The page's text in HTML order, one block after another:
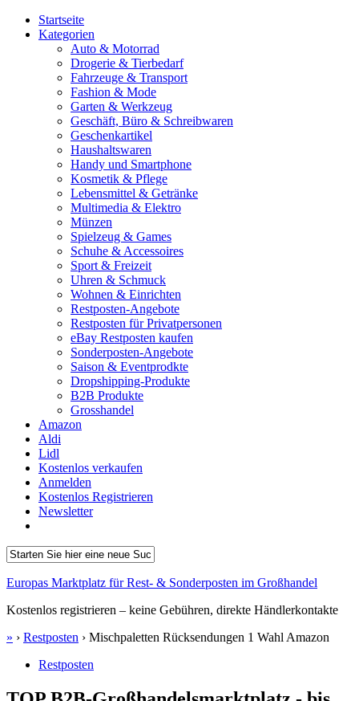
Startseite
Kategorien
Auto & Motorrad
Drogerie & Tierbedarf
Fahrzeuge & Transport
Fashion & Mode
Garten & Werkzeug
Geschäft, Büro & Schreibwaren
Geschenkartikel
Haushaltswaren
Handy und Smartphone
Kosmetik & Pflege
Lebensmittel & Getränke
Multimedia & Elektro
Münzen
Spielzeug & Games
Schuhe & Accessoires
Sport & Freizeit
Uhren & Schmuck
Wohnen & Einrichten
Restposten-Angebote
Restposten für Privatpersonen
eBay Restposten kaufen
Sonderposten-Angebote
Saison & Eventprodkte
Dropshipping-Produkte
B2B Produkte
Grosshandel
Amazon
Aldi
Lidl
Kostenlos verkaufen
Anmelden
Kostenlos Registrieren
Newsletter
Europas Marktplatz für Rest- & Sonderposten im Großhandel
Kostenlos registrieren – keine Gebühren, direkte Händlerkontakte
» › Restposten › Mischpaletten Rücksendungen 1 Wahl Amazon
Restposten